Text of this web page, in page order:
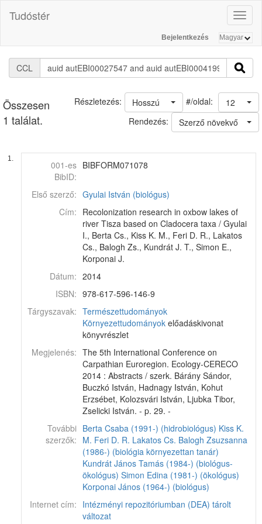
Tudóstér
Bejelentkezés
CCL
Összesen
1 találat.
#/oldal: 12
Hosszú
Részletezés:
Rendezés:
Szerző növekvő
1.
001-es
BibID:
BIBFORM071078
Első szerző: Gyulai István (biológus)
Cím: Recolonization research in oxbow lakes of
river Tisza based on Cladocera taxa / Gyulai
I., Berta Cs., Kiss K. M., Feri D. R., Lakatos
Cs., Balogh Zs., Kundrát J. T., Simon E.,
Korponai J.
Dátum: 2014
ISBN: 978-617-596-146-9
Tárgyszavak: Természettudományok
Környezettudományok előadáskivonat
könyvrészlet
Megjelenés: The 5th International Conference on
Carpathian Euroregion. Ecology-CERECO
2014 : Abstracts / szerk. Bárány Sándor,
Buczkó István, Hadnagy István, Kohut
Erzsébet, Kolozsvári István, Ljubka Tibor,
Zselicki István. - p. 29. -
További
szerzők:
Berta Csaba (1991-) (hidrobiológus) Kiss K.
M. Feri D. R. Lakatos Cs. Balogh Zsuzsanna
(1986-) (biológia környezettan tanár)
Kundrát János Tamás (1984-) (biológus-
ökológus) Simon Edina (1981-) (ökológus)
Korponai János (1964-) (biológus)
Internet cím: Intézményi repozitóriumban (DEA) tárolt
változat